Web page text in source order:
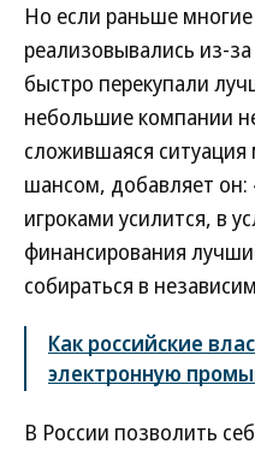
Но если раньше
реализовывались из-
быстро перекупали
небольшие компании
сложившаяся
шансом, добавляет
игроками усилится, в
финансирования
собираться в
Как российские
электронную
В России позволить